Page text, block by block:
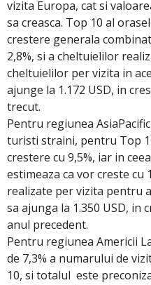
vizita Europa, cat si
sa creasca. Top 10 al
crestere generala
2,8%, si a cheltuielilor
cheltuielilor per vizita in
ajunge la 1.172 USD, in
trecut.
Pentru regiunea
turisti straini, pentru Top
crestere cu 9,5%, iar in
estimeaza ca vor creste cu
realizate per vizita pentru
sa ajunga la 1.350 USD, in
anul precedent.
Pentru regiunea Americii
de 7,3% a numarului de
10, si totalul este